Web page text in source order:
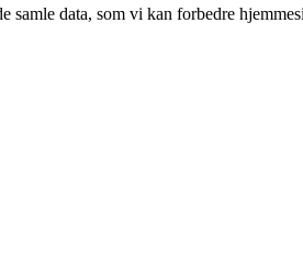
samle data, som vi kan forbedre